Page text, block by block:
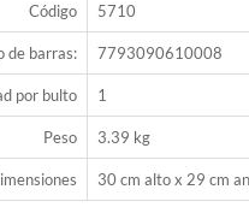
Código 5710
de barras: 7793090610008
por bulto 1
Peso 3.39 kg
30 cm alto x 29 cm